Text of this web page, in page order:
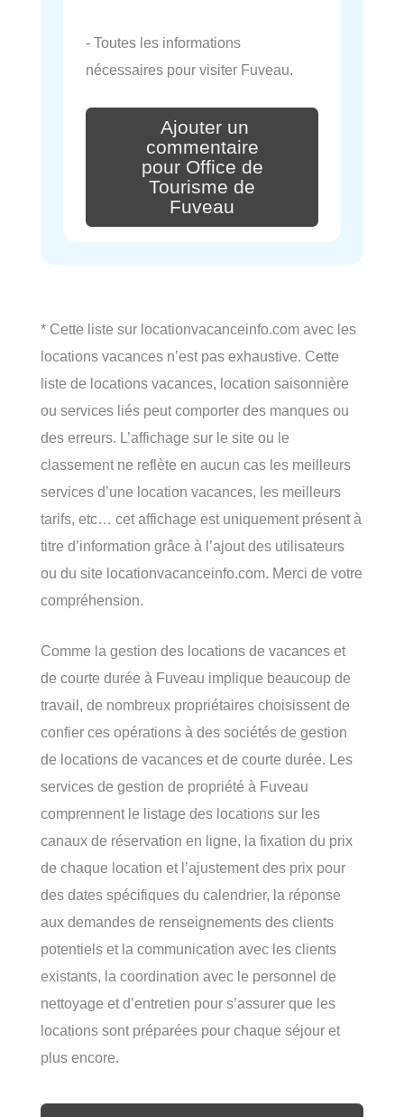
- Toutes les informations
nécessaires pour visiter Fuveau.
Ajouter un
commentaire
pour Office de
Tourisme de
Fuveau
* Cette liste sur locationvacanceinfo.com avec les
locations vacances n’est pas exhaustive. Cette
liste de locations vacances, location saisonnière
ou services liés peut comporter des manques ou
des erreurs. L’affichage sur le site ou le
classement ne reflète en aucun cas les meilleurs
services d’une location vacances, les meilleurs
tarifs, etc… cet affichage est uniquement présent à
titre d’information grâce à l’ajout des utilisateurs
ou du site locationvacanceinfo.com. Merci de votre
compréhension.
Comme la gestion des locations de vacances et
de courte durée à Fuveau implique beaucoup de
travail, de nombreux propriétaires choisissent de
confier ces opérations à des sociétés de gestion
de locations de vacances et de courte durée. Les
services de gestion de propriété à Fuveau
comprennent le listage des locations sur les
canaux de réservation en ligne, la fixation du prix
de chaque location et l’ajustement des prix pour
des dates spécifiques du calendrier, la réponse
aux demandes de renseignements des clients
potentiels et la communication avec les clients
existants, la coordination avec le personnel de
nettoyage et d’entretien pour s’assurer que les
locations sont préparées pour chaque séjour et
plus encore.